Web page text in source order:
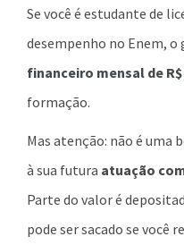
Se você é estudante de
desempenho no Enem, o
financeiro mensal de R$
formação.
Mas atenção: não é uma
à sua futura atuação
Parte do valor é
pode ser sacado se você